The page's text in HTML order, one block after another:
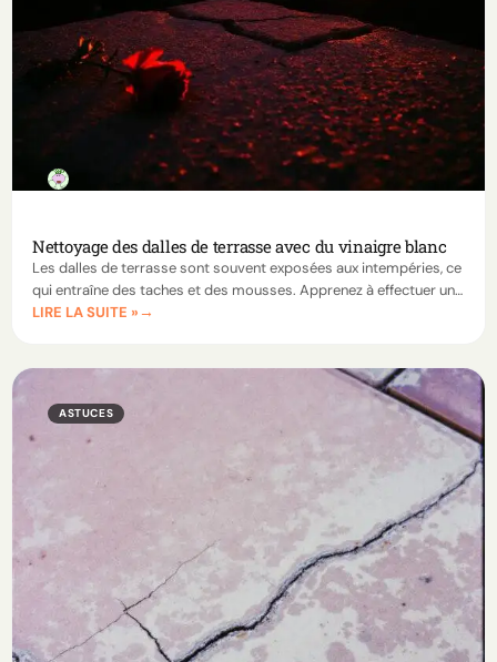
Nettoyage des dalles de terrasse avec du vinaigre blanc
Les dalles de terrasse sont souvent exposées aux intempéries, ce
qui entraîne des taches et des mousses. Apprenez à effectuer un
nettoyage dalle terrasse vinaigre blanc pour un résultat
LIRE LA SUITE »
ASTUCES